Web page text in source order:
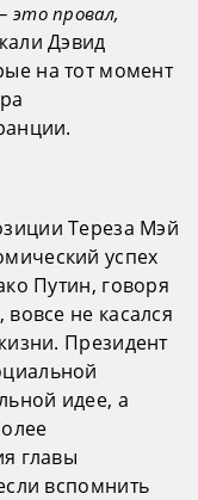
это провал,
Дэвид
на тот момент
Тереза Мэй
успех
Путин, говоря
не касался
Президент
идее, а
главы
вспомнить